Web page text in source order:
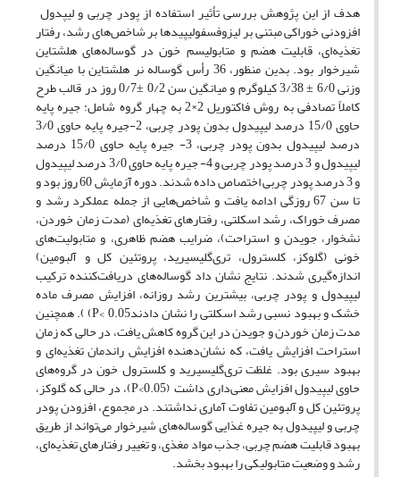
هدف از این پژوهش بررسی تأثیر استفاده از پودر چربی و لیپدول
افزودنی خوراکی مبتنی بر لیزوفسفولیپیدها بر شاخص‌های رشد، رفتار
تغذیه‌ای، قابلیت هضم و متابولیسم خون در گوساله‌های هلشتاین
شیرخوار بود. بدین منظور، 36 رأس گوساله نر هلشتاین با میانگین
وزنی 6/0 ± 3/38 کیلوگرم و میانگین سن 0/2 ±0/7 روز در قالب طرح
کاملاً تصادفی به روش فاکتوریل 2×2 به چهار گروه شامل: جیره پایه
حاوی 15/0 درصد لیپیدول بدون پودر چربی، 2-جیره پایه حاوی 3/0
درصد لیپیدول بدون پودر چربی، 3- جیره پایه حاوی 15/0 درصد
لیپیدول و 3 درصد پودر چربی و 4- جیره پایه حاوی 3/0 درصد لیپیدول
و 3 درصد پودر چربی اختصاص داده شدند. دوره آزمایش 60 روز بود و
تا سن 67 روزگی ادامه یافت و شاخص‌هایی از جمله عملکرد رشد و
مصرف خوراک، رشد اسکلتی، رفتارهای تغذیه‌ای (مدت زمان خوردن،
نشخوار، جویدن و استراحت)، ضرایب هضم ظاهری، و متابولیت‌های
خونی (گلوکز، کلسترول، تری‌گلیسیرید، پروتئین کل و آلبومین)
اندازه‌گیری شدند. نتایج نشان داد گوساله‌های دریافت‌کننده ترکیب
لیپیدول و پودر چربی، بیشترین رشد روزانه، افزایش مصرف ماده
خشک و بهبود نسبی رشد اسکلتی را نشان دادندP< 0.05) ). همچنین
مدت زمان خوردن و جویدن در این گروه کاهش یافت، در حالی که زمان
استراحت افزایش یافت، که نشان‌دهنده افزایش راندمان تغذیه‌ای و
بهبود سیری بود. غلظت تری‌گلیسیرید و کلسترول خون در گروه‌های
حاوی لیپیدول افزایش معنی‌داری داشت (P<0.05)، در حالی که گلوکز،
پروتئین کل و آلبومین تفاوت آماری نداشتند. در مجموع، افزودن پودر
چربی و لیپیدول به جیره غذایی گوساله‌های شیرخوار می‌تواند از طریق
بهبود قابلیت هضم چربی، جذب مواد مغذی، و تغییر رفتارهای تغذیه‌ای،
رشد و وضعیت متابولیکی را بهبود بخشد.